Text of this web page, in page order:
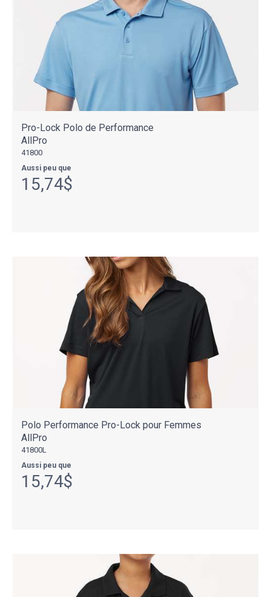
Pro-Lock Polo de Performance
AllPro
41800
Aussi peu que
15,74$
Polo Performance Pro-Lock pour Femmes
AllPro
41800L
Aussi peu que
15,74$